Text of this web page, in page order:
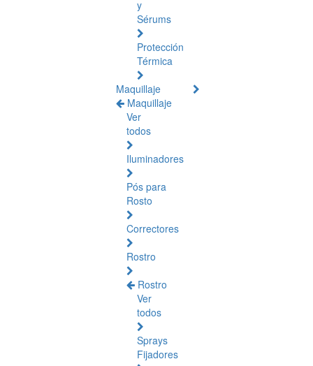
y
Sérums
Protección
Térmica
Maquillaje
Maquillaje
Ver
todos
Iluminadores
Pós para
Rosto
Correctores
Rostro
Rostro
Ver
todos
Sprays
Fijadores